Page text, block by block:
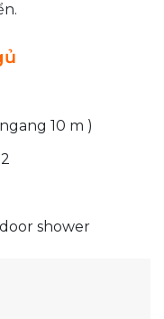
10 m )
shower